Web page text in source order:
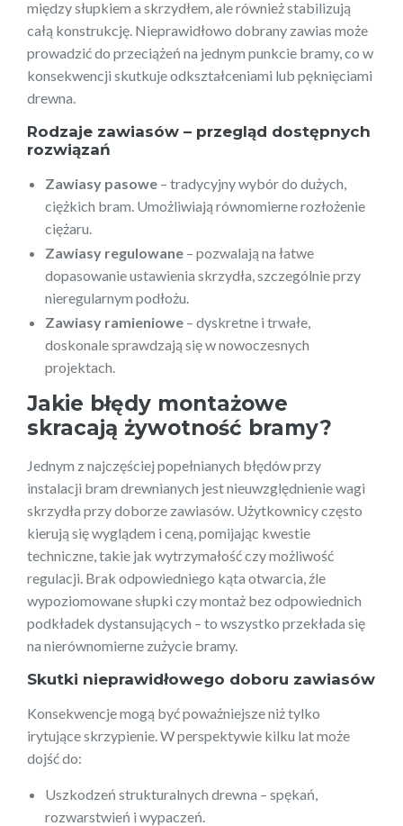
między słupkiem a skrzydłem, ale również stabilizują
całą konstrukcję. Nieprawidłowo dobrany zawias może
prowadzić do przeciążeń na jednym punkcie bramy, co w
konsekwencji skutkuje odkształceniami lub pęknięciami
drewna.
Rodzaje zawiasów – przegląd dostępnych
rozwiązań
Zawiasy pasowe – tradycyjny wybór do dużych,
ciężkich bram. Umożliwiają równomierne rozłożenie
ciężaru.
Zawiasy regulowane – pozwalają na łatwe
dopasowanie ustawienia skrzydła, szczególnie przy
nieregularnym podłożu.
Zawiasy ramieniowe – dyskretne i trwałe,
doskonale sprawdzają się w nowoczesnych
projektach.
Jakie błędy montażowe
skracają żywotność bramy?
Jednym z najczęściej popełnianych błędów przy
instalacji bram drewnianych jest nieuwzględnienie wagi
skrzydła przy doborze zawiasów. Użytkownicy często
kierują się wyglądem i ceną, pomijając kwestie
techniczne, takie jak wytrzymałość czy możliwość
regulacji. Brak odpowiedniego kąta otwarcia, źle
wypoziomowane słupki czy montaż bez odpowiednich
podkładek dystansujących – to wszystko przekłada się
na nierównomierne zużycie bramy.
Skutki nieprawidłowego doboru zawiasów
Konsekwencje mogą być poważniejsze niż tylko
irytujące skrzypienie. W perspektywie kilku lat może
dojść do:
Uszkodzeń strukturalnych drewna – spękań,
rozwarstwień i wypaczeń.